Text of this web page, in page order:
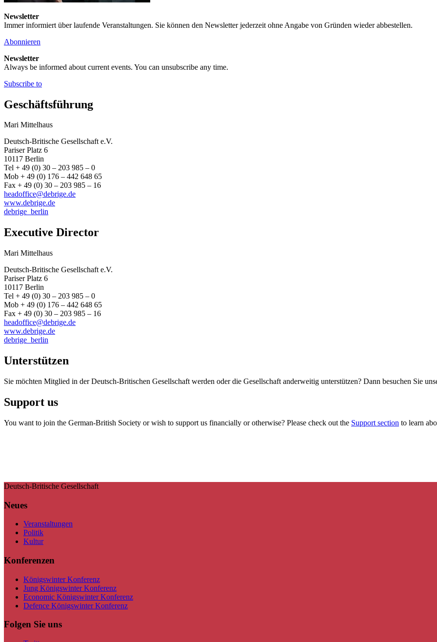
Newsletter
Immer informiert über laufende Veranstaltungen. Sie können den Newsletter jederzeit ohne Angabe von Gründen wieder abbestellen.
Abonnieren
Newsletter
Always be informed about current events. You can unsubscribe any time.
Subscribe to
Geschäftsführung
Mari Mittelhaus
Deutsch-Britische Gesellschaft e.V.
Pariser Platz 6
10117 Berlin
Tel + 49 (0) 30 – 203 985 – 0
Mob + 49 (0) 176 – 442 648 65
Fax + 49 (0) 30 – 203 985 – 16
headoffice@debrige.de
www.debrige.de
debrige_berlin
Executive Director
Mari Mittelhaus
Deutsch-Britische Gesellschaft e.V.
Pariser Platz 6
10117 Berlin
Tel + 49 (0) 30 – 203 985 – 0
Mob + 49 (0) 176 – 442 648 65
Fax + 49 (0) 30 – 203 985 – 16
headoffice@debrige.de
www.debrige.de
debrige_berlin
Unterstützen
Sie möchten Mitglied in der Deutsch-Britischen Gesellschaft werden oder die Gesellschaft anderweitig unterstützen? Dann besuchen Sie
Support us
You want to join the German-British Society or wish to support us financially or otherwise? Please check out the Support section to learn
Deutsch-Britische Gesellschaft
Neues
Veranstaltungen
Politik
Kultur
Konferenzen
Königswinter Konferenz
Jung Königswinter Konferenz
Economic Königswinter Konferenz
Defence Königswinter Konferenz
Folgen Sie uns